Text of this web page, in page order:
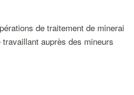
de traitement de minerai
auprès des mineurs